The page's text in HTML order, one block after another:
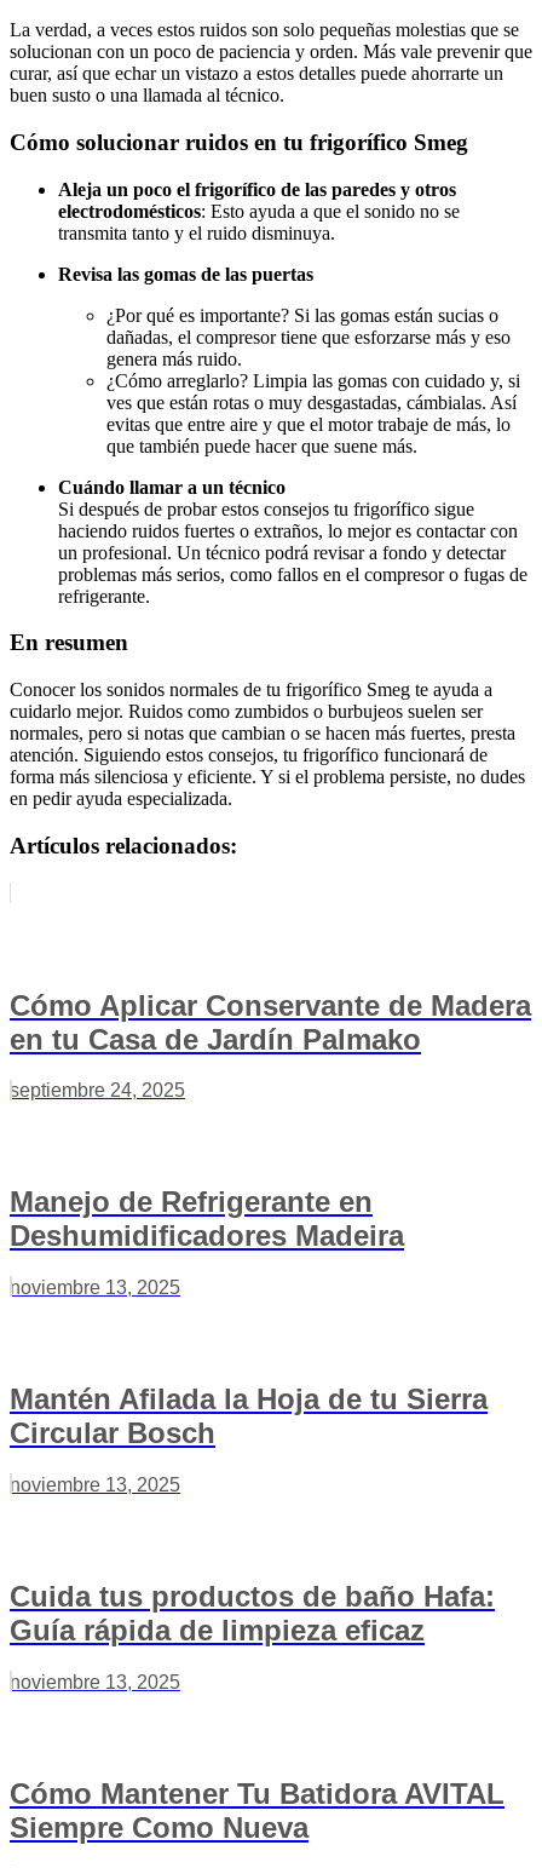
La verdad, a veces estos ruidos son solo pequeñas molestias que se
solucionan con un poco de paciencia y orden. Más vale prevenir que
curar, así que echar un vistazo a estos detalles puede ahorrarte un
buen susto o una llamada al técnico.
Cómo solucionar ruidos en tu frigorífico Smeg
Aleja un poco el frigorífico de las paredes y otros
electrodomésticos: Esto ayuda a que el sonido no se
transmita tanto y el ruido disminuya.
Revisa las gomas de las puertas
¿Por qué es importante? Si las gomas están sucias o
dañadas, el compresor tiene que esforzarse más y eso
genera más ruido.
¿Cómo arreglarlo? Limpia las gomas con cuidado y, si
ves que están rotas o muy desgastadas, cámbialas. Así
evitas que entre aire y que el motor trabaje de más, lo
que también puede hacer que suene más.
Cuándo llamar a un técnico
Si después de probar estos consejos tu frigorífico sigue
haciendo ruidos fuertes o extraños, lo mejor es contactar con
un profesional. Un técnico podrá revisar a fondo y detectar
problemas más serios, como fallos en el compresor o fugas de
refrigerante.
En resumen
Conocer los sonidos normales de tu frigorífico Smeg te ayuda a
cuidarlo mejor. Ruidos como zumbidos o burbujeos suelen ser
normales, pero si notas que cambian o se hacen más fuertes, presta
atención. Siguiendo estos consejos, tu frigorífico funcionará de
forma más silenciosa y eficiente. Y si el problema persiste, no dudes
en pedir ayuda especializada.
Artículos relacionados:
Cómo Aplicar Conservante de Madera
en tu Casa de Jardín Palmako
septiembre 24, 2025
Manejo de Refrigerante en
Deshumidificadores Madeira
noviembre 13, 2025
Mantén Afilada la Hoja de tu Sierra
Circular Bosch
noviembre 13, 2025
Cuida tus productos de baño Hafa:
Guía rápida de limpieza eficaz
noviembre 13, 2025
Cómo Mantener Tu Batidora AVITAL
Siempre Como Nueva